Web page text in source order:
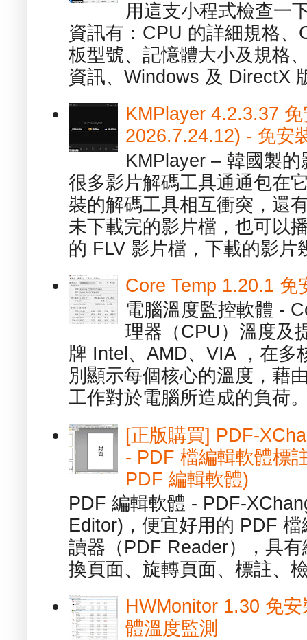
用這支小程式檢查一
資訊有：CPU 的詳細規格
板型號、記憶體大小及規格
資訊、Windows 及 DirectX
KMPlayer 4.2.3.37
2026.7.24.12) - 免安
KMPlayer – 韓國製
很多影片解碼工具通通包在
裝的解碼工具相互衝突，還
未下載完的影片檔，也可以
的 FLV 影片檔，下載的影片
Core Temp 1.20.1 免
電腦溫度監控軟體 -
理器（CPU）溫度及
牌 Intel、AMD、VIA ，在多
別顯示每個核心的溫度，藉
工作對於電腦所造成的負荷
[正版購買] PDF-
- PDF 檔編輯軟體標
PDF 編輯軟體)
PDF 編輯軟體 - PDF-
Editor)，便宜好用的 PDF
讀器（PDF Reader），具
換頁面、旋轉頁面、標註、
HWMonitor 1.30 免
體溫度監測